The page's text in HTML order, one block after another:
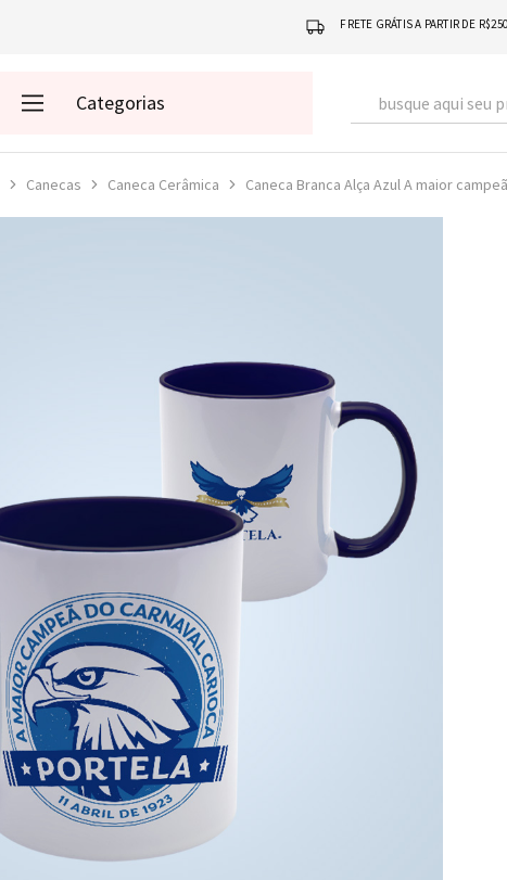
FRETE GRÁTIS A PARTIR DE
Categorias
Roupas
Canecas Caneca Cerâmica Caneca Branca Alça Azul A maior campeã